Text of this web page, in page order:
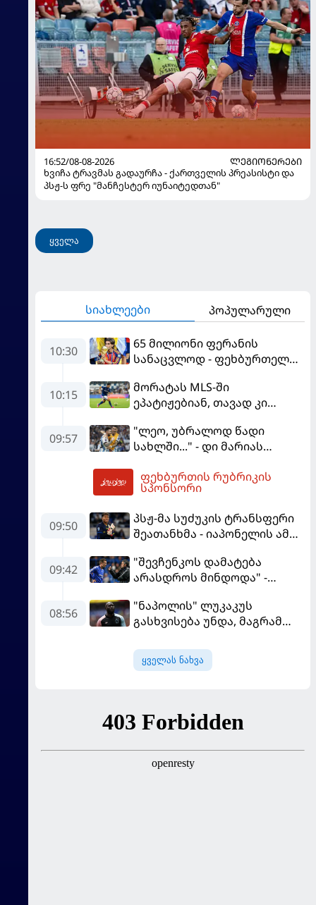
16:52/08-08-2026
ᲚᲔᲒᲘᲝᲜᲔᲠᲔᲑᲘ
ხვიჩა ტრავმას გადაურჩა - ქართველის პრეასისტი და
პსჟ-ს ფრე "მანჩესტერ იუნაიტედთან"
ყველა
სიახლეები პოპულარული
10:30
65 მილიონი ფერანის
სანაცვლოდ - ფეხბურთელს
სოლიდური თანხის მიღებას
გეგმავს
10:15
მორატას MLS-ში
ეპატიჟებიან, თავად კი
გადაწყვეტილებას ელის
09:57
"ლეო, უბრალოდ წადი
სახლში..." - დი მარიას
ფეხბურთის რუბრიკის
სპონსორი
09:50
პსჟ-მა სუძუკის ტრანსფერი
შეათანხმა - იაპონელის ამ
შევალიეს
გადაწყვეტილებაზე გადის
09:42
"შევჩენკოს დამატება
არასდროს მინდოდა" -
ტრანსფერი გაიხსენა
08:56
"ნაპოლის" ლუკაკუს
გასხვისება უნდა, მაგრამ
უთანხმდება
ყველას ნახვა